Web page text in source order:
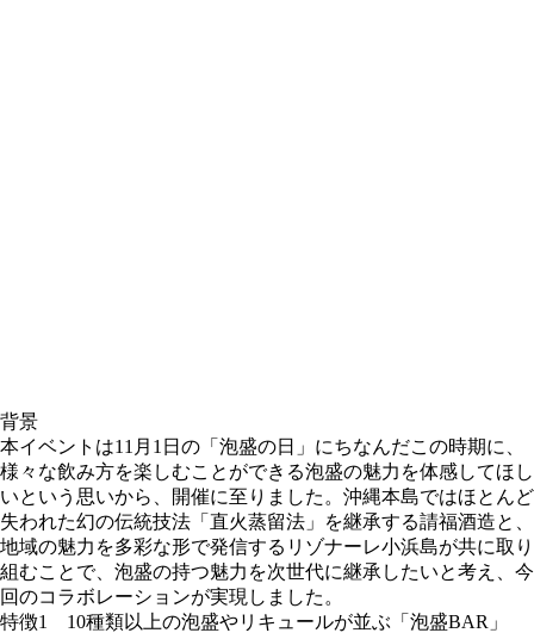
背景
本イベントは11月1日の「泡盛の日」にちなんだこの時期に、
様々な飲み方を楽しむことができる泡盛の魅力を体感してほし
いという思いから、開催に至りました。沖縄本島ではほとんど
失われた幻の伝統技法「直火蒸留法」を継承する請福酒造と、
地域の魅力を多彩な形で発信するリゾナーレ小浜島が共に取り
組むことで、泡盛の持つ魅力を次世代に継承したいと考え、今
回のコラボレーションが実現しました。
特徴1 10種類以上の泡盛やリキュールが並ぶ「泡盛BAR」